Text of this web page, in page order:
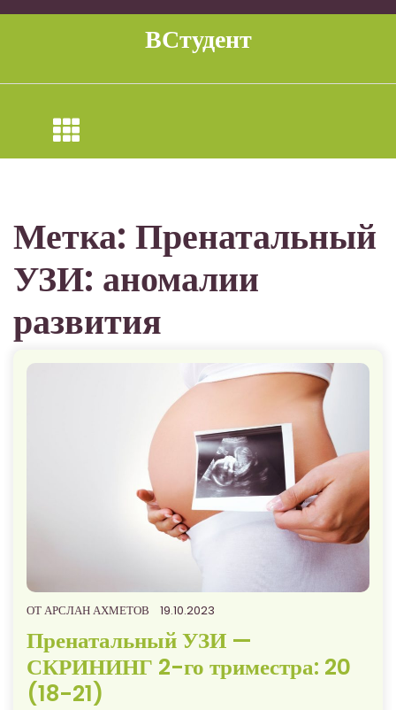
Перейти
ВСтудент
Метка: Пренатальный
УЗИ: аномалии
развития
ОТАРСЛАН АХМЕТОВ 19.10.2023
Пренатальный УЗИ —
СКРИНИНГ 2-го триместра: 20
(18-21)